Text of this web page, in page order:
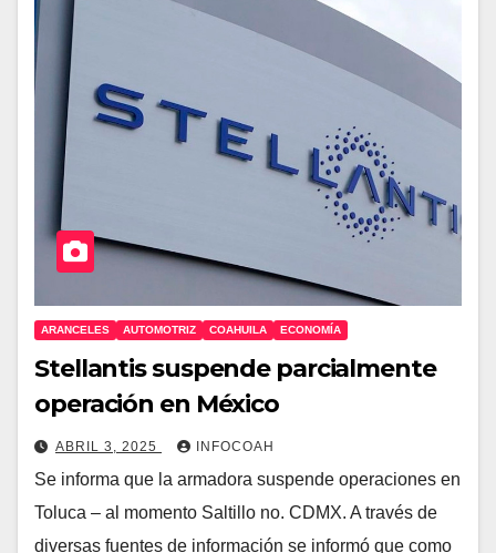
ARANCELES AUTOMOTRIZ COAHUILA ECONOMÍA
Stellantis suspende parcialmente
operación en México
ABRIL 3, 2025 INFOCOAH
Se informa que la armadora suspende operaciones en
Toluca – al momento Saltillo no. CDMX. A través de
diversas fuentes de información se informó que como